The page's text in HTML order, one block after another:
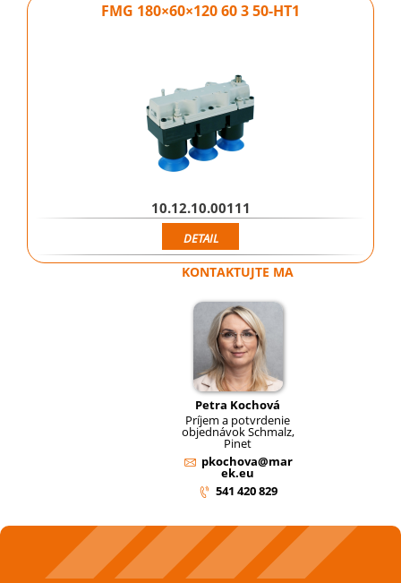
FMG 180×60×120 60 3 50-HT1
10.12.10.00111
DETAIL
KONTAKTUJTE MA
Petra Kochová
Príjem a potvrdenie
objednávok Schmalz,
Pinet
pkochova@mar
ek.eu
541 420 829